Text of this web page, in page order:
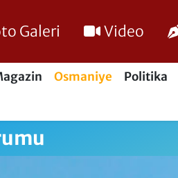
Galeri Video
Osmaniye Politika